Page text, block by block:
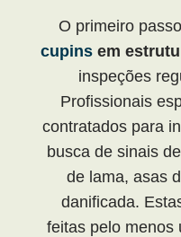
O primeiro
cupins em
inspeções
Profissionais
contratados para
busca de sinais
de lama, asas
danificada.
feitas pelo menos